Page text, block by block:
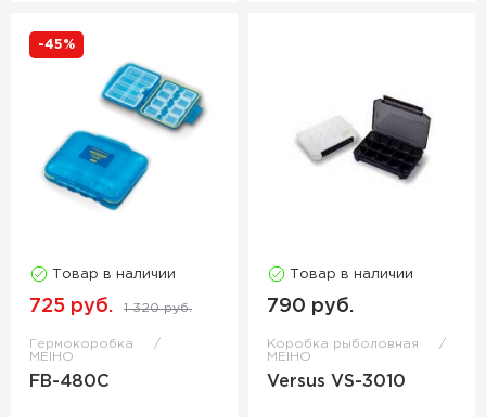
-45%
Товар в наличии
725 руб. 1 320 руб.
Гермокоробка
MEIHO
FB-480C
Товар в наличии
790 руб.
Коробка рыболовная
MEIHO
Versus VS-3010